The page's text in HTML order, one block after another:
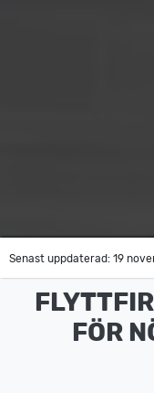
Senast uppdaterad: 19
FÖR